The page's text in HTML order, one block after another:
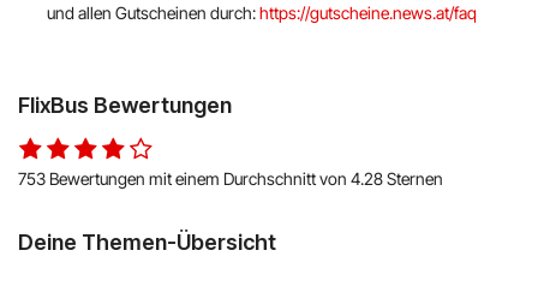
und allen Gutscheinen durch:https://gutscheine.news.at/faq
FlixBus Bewertungen
753 Bewertungen mit einem Durchschnitt von 4.28 Sternen
Deine Themen-Übersicht